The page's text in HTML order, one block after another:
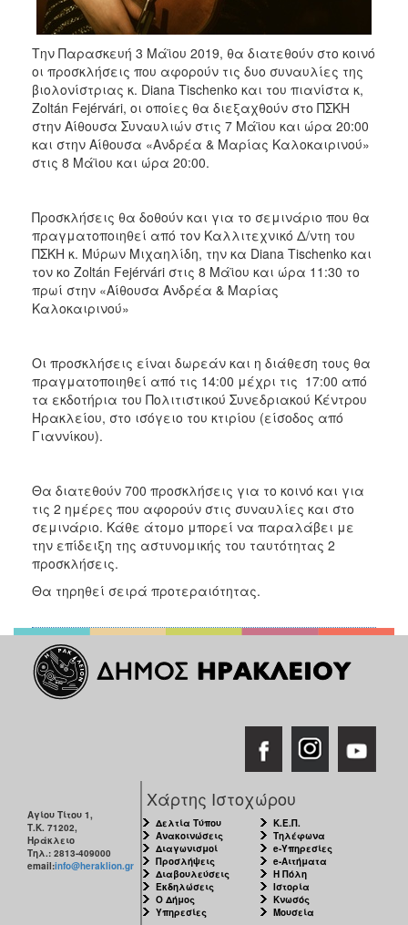
Την Παρασκευή 3 Μάϊου 2019, θα διατεθούν στο κοινό
οι προσκλήσεις που αφορούν τις δυο συναυλίες της
βιολονίστριας κ. Diana Tischenko και του πιανίστα κ,
Zoltán Fejérvári, οι οποίες θα διεξαχθούν στο ΠΣΚΗ
στην Αίθουσα Συναυλιών στις 7 Μάϊου και ώρα 20:00
και στην Αίθουσα «Ανδρέα & Μαρίας Καλοκαιρινού»
στις 8 Μάϊου και ώρα 20:00.
Προσκλήσεις θα δοθούν και για το σεμινάριο που θα
πραγματοποιηθεί από τον Καλλιτεχνικό Δ/ντη του
ΠΣΚΗ κ. Μύρων Μιχαηλίδη, την κα Diana Tischenko και
τον κο Zoltán Fejérvári στις 8 Μάϊου και ώρα 11:30 το
πρωί στην «Αίθουσα Ανδρέα & Μαρίας
Καλοκαιρινού»
Οι προσκλήσεις είναι δωρεάν και η διάθεση τους θα
πραγματοποιηθεί από τις 14:00 μέχρι τις 17:00 από
τα εκδοτήρια του Πολιτιστικού Συνεδριακού Κέντρου
Ηρακλείου, στο ισόγειο του κτιρίου (είσοδος από
Γιαννίκου).
Θα διατεθούν 700 προσκλήσεις για το κοινό και για
τις 2 ημέρες που αφορούν στις συναυλίες και στο
σεμινάριο. Κάθε άτομο μπορεί να παραλάβει με
την επίδειξη της αστυνομικής του ταυτότητας 2
προσκλήσεις.
Θα τηρηθεί σειρά προτεραιότητας.
Αγίου Τίτου 1,
Τ.Κ. 71202,
Ηράκλειο
Τηλ.: 2813-409000
email:info@heraklion.gr
Χάρτης Ιστοχώρου
Δελτία Τύπου
Ανακοινώσεις
Διαγωνισμοί
Προσλήψεις
Διαβουλεύσεις
Εκδηλώσεις
Ο Δήμος
Υπηρεσίες
Κ.Ε.Π.
Τηλέφωνα
e-Υπηρεσίες
e-Αιτήματα
Η Πόλη
Ιστορία
Κνωσός
Μουσεία